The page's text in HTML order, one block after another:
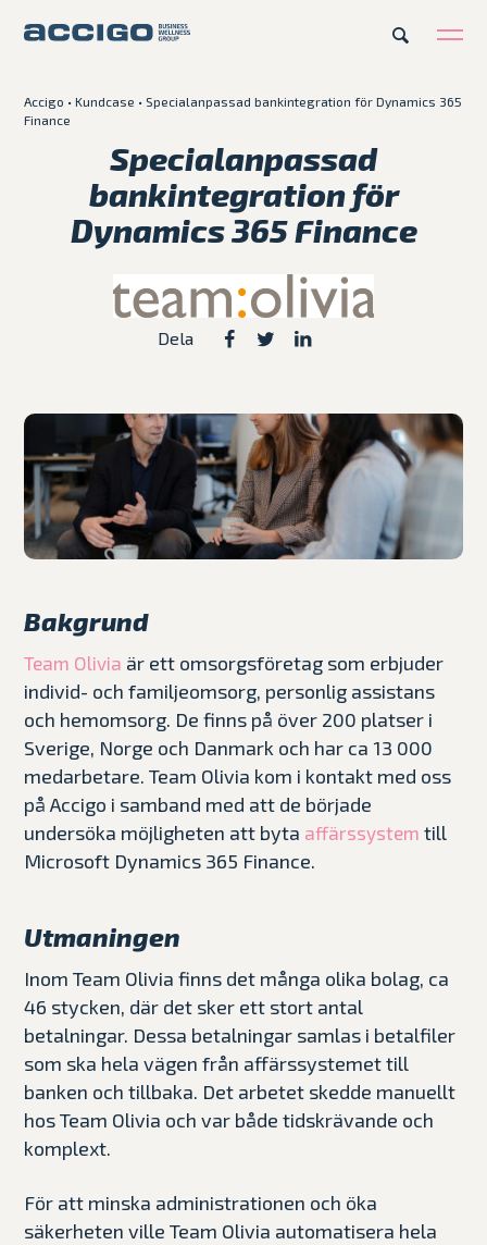
Karriär
Erbjudande
Kunskapsbank
Våra case
Accigo •Kundcase • Specialanpassad bankintegration för Dynamics 365
Finance
Specialanpassad
bankintegration för
Dynamics 365 Finance
Dela
Bakgrund
Team Olivia är ett omsorgsföretag som erbjuder
individ- och familjeomsorg, personlig assistans
och hemomsorg. De finns på över 200 platser i
Sverige, Norge och Danmark och har ca 13 000
medarbetare. Team Olivia kom i kontakt med oss
på Accigo i samband med att de började
undersöka möjligheten att byta affärssystem till
Microsoft Dynamics 365 Finance.
Utmaningen
Inom Team Olivia finns det många olika bolag, ca
46 stycken, där det sker ett stort antal
betalningar. Dessa betalningar samlas i betalfiler
som ska hela vägen från affärssystemet till
banken och tillbaka. Det arbetet skedde manuellt
hos Team Olivia och var både tidskrävande och
komplext.
För att minska administrationen och öka
säkerheten ville Team Olivia automatisera hela